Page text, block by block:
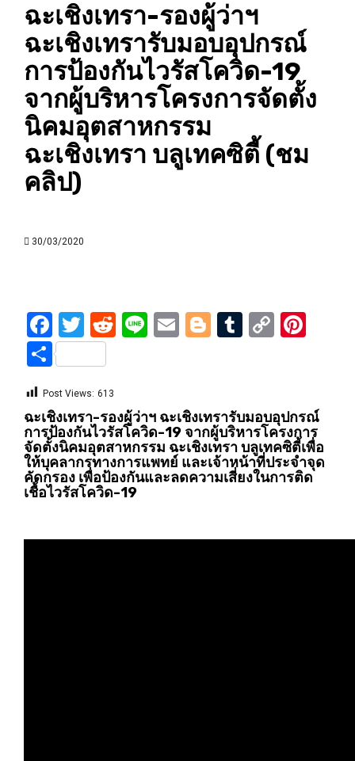
ฉะเชิงเทรา-รองผู้ว่าฯ
ฉะเชิงเทรารับมอบอุปกรณ์
การป้องกันไวรัสโควิด-19
จากผู้บริหารโครงการจัดตั้ง
นิคมอุตสาหกรรม
ฉะเชิงเทรา บลูเทคซิตี้ (ชม
คลิป)
30/03/2020
Facebook
Twitter
Reddit
LineEmailBlogger
Tumblr
Copy
Share
Post Views: 613
ฉะเชิงเทรา-รองผู้ว่าฯ ฉะเชิงเทรารับมอบอุปกรณ์
การป้องกันไวรัสโควิด-19 จากผู้บริหารโครงการ
จัดตั้งนิคมอุตสาหกรรม ฉะเชิงเทรา บลูเทคซิตี้เพื่อ
ให้บุคลากรทางการแพทย์ และเจ้าหน้าที่ประจำจุด
คัดกรอง เพื่อป้องกันและลดความเสี่ยงในการติด
เชื้อไวรัสโควิด-19